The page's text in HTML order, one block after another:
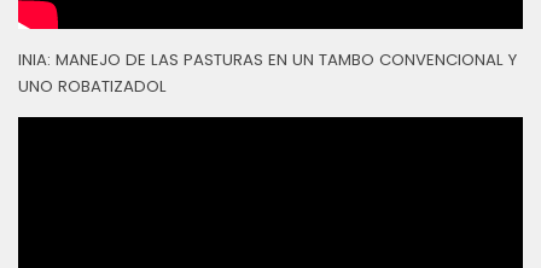
INIA: MANEJO DE LAS PASTURAS EN UN TAMBO CONVENCIONAL Y
UNO ROBATIZADOL